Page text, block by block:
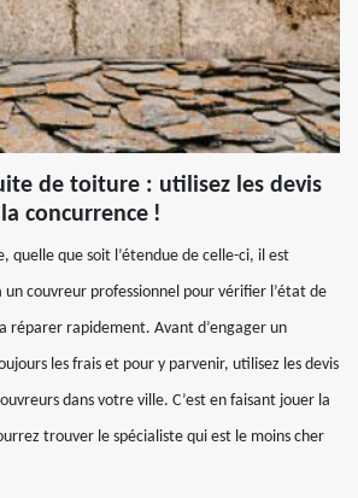
de toiture : utilisez les devis
concurrence !
quelle que soit l’étendue de celle-ci, il est
un couvreur professionnel pour vérifier l’état de
réparer rapidement. Avant d’engager un
les frais et pour y parvenir, utilisez les devis
dans votre ville. C’est en faisant jouer la
trouver le spécialiste qui est le moins cher